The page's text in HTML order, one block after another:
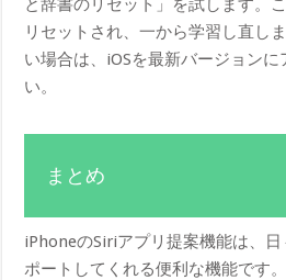
と辞書のリセット」を試します。
リセットされ、一から学習し直し
い場合は、iOSを最新バージョン
い。
まとめ
iPhoneのSiriアプリ提案機能は、
ポートしてくれる便利な機能です